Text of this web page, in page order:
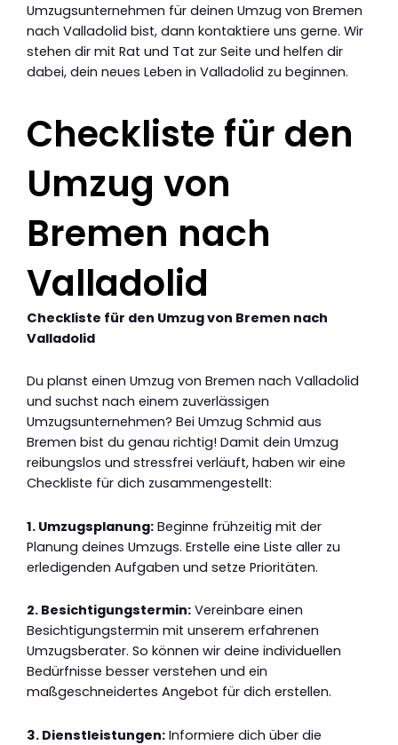
Umzugsunternehmen für deinen Umzug von Bremen
nach Valladolid bist, dann kontaktiere uns gerne. Wir
stehen dir mit Rat und Tat zur Seite und helfen dir
dabei, dein neues Leben in Valladolid zu beginnen.
Checkliste für den
Umzug von
Bremen nach
Valladolid
Checkliste für den Umzug von Bremen nach
Valladolid
Du planst einen Umzug von Bremen nach Valladolid
und suchst nach einem zuverlässigen
Umzugsunternehmen? Bei Umzug Schmid aus
Bremen bist du genau richtig! Damit dein Umzug
reibungslos und stressfrei verläuft, haben wir eine
Checkliste für dich zusammengestellt:
1. Umzugsplanung: Beginne frühzeitig mit der
Planung deines Umzugs. Erstelle eine Liste aller zu
erledigenden Aufgaben und setze Prioritäten.
2. Besichtigungstermin: Vereinbare einen
Besichtigungstermin mit unserem erfahrenen
Umzugsberater. So können wir deine individuellen
Bedürfnisse besser verstehen und ein
maßgeschneidertes Angebot für dich erstellen.
3. Dienstleistungen: Informiere dich über die